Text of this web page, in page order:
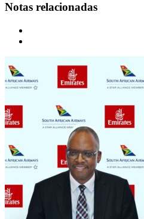
Notas relacionadas